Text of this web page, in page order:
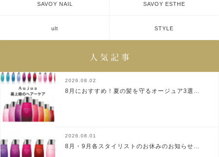
SAVOY NAIL SAVOY ESTHE
ult STYLE
2026.08.02
8月におすすめ！夏の髪を守るオージュア3選...
2026.08.01
8月・9月各スタイリストのお休みのお知らせ...